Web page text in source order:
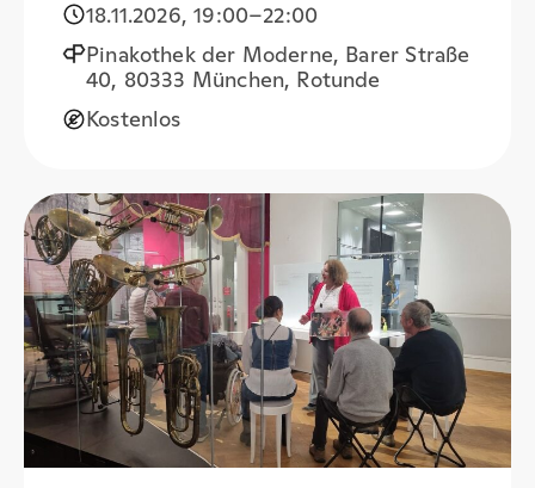
18.11.2026,19:00–22:00
Pinakothek der Moderne, Barer Straße
40, 80333 München, Rotunde
Kostenlos